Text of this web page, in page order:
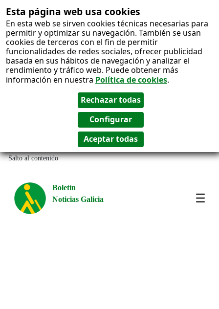
Esta página web usa cookies
En esta web se sirven cookies técnicas necesarias para
permitir y optimizar su navegación. También se usan
cookies de terceros con el fin de permitir
funcionalidades de redes sociales, ofrecer publicidad
basada en sus hábitos de navegación y analizar el
rendimiento y tráfico web. Puede obtener más
información en nuestra Política de cookies.
Salto al contenido
Boletín
Noticias Galicia